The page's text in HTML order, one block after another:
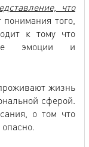
что
того,
к тому что
эмоции и
жизнь
сферой.
о том что